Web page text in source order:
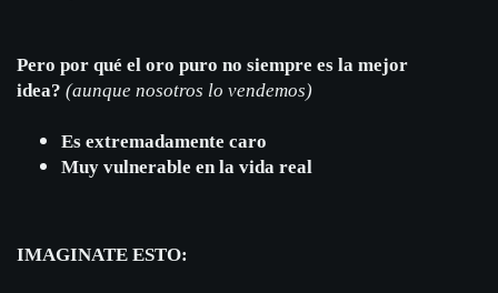
Pero por qué el oro puro no siempre es la mejor
idea? (aunque nosotros lo vendemos)
Es extremadamente caro
Muy vulnerable en la vida real
IMAGINATE ESTO: